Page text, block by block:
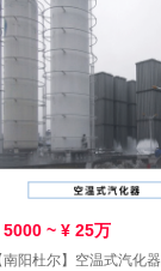
5000 ~ ¥ 25万
南阳杜尔】空温式汽化器